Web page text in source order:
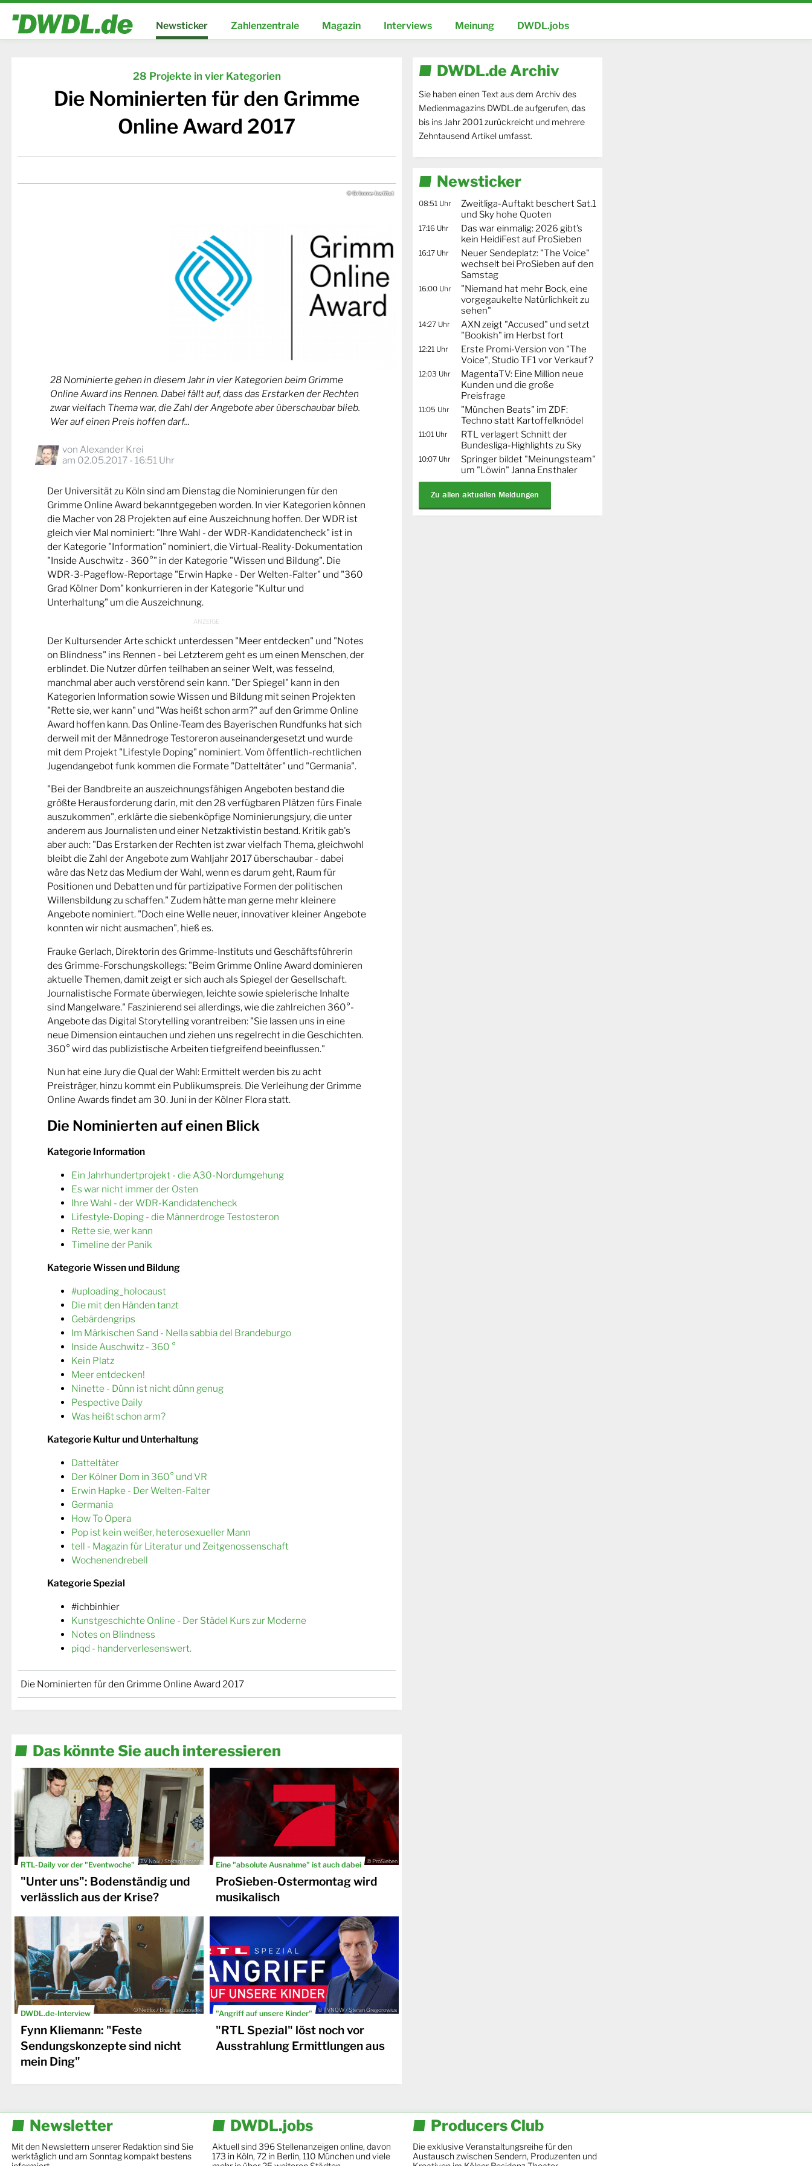
Newsticker Zahlenzentrale Magazin Interviews Meinung DWDL.jobs
28 Projekte in vier Kategorien
Die Nominierten für den Grimme
Online Award 2017
© Grimme-Institut
28 Nominierte gehen in diesem Jahr in vier Kategorien beim Grimme
Online Award ins Rennen. Dabei fällt auf, dass das Erstarken der Rechten
zwar vielfach Thema war, die Zahl der Angebote aber überschaubar blieb.
Wer auf einen Preis hoffen darf...
von Alexander Krei
am 02.05.2017 - 16:51 Uhr
Der Universität zu Köln sind am Dienstag die Nominierungen für den
Grimme Online Award bekanntgegeben worden. In vier Kategorien können
die Macher von 28 Projekten auf eine Auszeichnung hoffen. Der WDR ist
gleich vier Mal nominiert: "Ihre Wahl - der WDR-Kandidatencheck" ist in
der Kategorie "Information" nominiert, die Virtual-Reality-Dokumentation
"Inside Auschwitz - 360°" in der Kategorie "Wissen und Bildung". Die
WDR-3-Pageflow-Reportage "Erwin Hapke - Der Welten-Falter" und "360
Grad Kölner Dom" konkurrieren in der Kategorie "Kultur und
Unterhaltung" um die Auszeichnung.
Der Kultursender Arte schickt unterdessen "Meer entdecken" und "Notes
on Blindness" ins Rennen - bei Letzterem geht es um einen Menschen, der
erblindet. Die Nutzer dürfen teilhaben an seiner Welt, was fesselnd,
manchmal aber auch verstörend sein kann. "Der Spiegel" kann in den
Kategorien Information sowie Wissen und Bildung mit seinen Projekten
"Rette sie, wer kann" und "Was heißt schon arm?" auf den Grimme Online
Award hoffen kann. Das Online-Team des Bayerischen Rundfunks hat sich
derweil mit der Männedroge Testoreron auseinandergesetzt und wurde
mit dem Projekt "Lifestyle Doping" nominiert. Vom öffentlich-rechtlichen
Jugendangebot funk kommen die Formate "Datteltäter" und "Germania".
"Bei der Bandbreite an auszeichnungsfähigen Angeboten bestand die
größte Herausforderung darin, mit den 28 verfügbaren Plätzen fürs Finale
auszukommen", erklärte die siebenköpfige Nominierungsjury, die unter
anderem aus Journalisten und einer Netzaktivistin bestand. Kritik gab's
aber auch: "Das Erstarken der Rechten ist zwar vielfach Thema, gleichwohl
bleibt die Zahl der Angebote zum Wahljahr 2017 überschaubar - dabei
wäre das Netz das Medium der Wahl, wenn es darum geht, Raum für
Positionen und Debatten und für partizipative Formen der politischen
Willensbildung zu schaffen." Zudem hätte man gerne mehr kleinere
Angebote nominiert. "Doch eine Welle neuer, innovativer kleiner Angebote
konnten wir nicht ausmachen", hieß es.
Frauke Gerlach, Direktorin des Grimme-Instituts und Geschäftsführerin
des Grimme-Forschungskollegs: "Beim Grimme Online Award dominieren
aktuelle Themen, damit zeigt er sich auch als Spiegel der Gesellschaft.
Journalistische Formate überwiegen, leichte sowie spielerische Inhalte
sind Mangelware." Faszinierend sei allerdings, wie die zahlreichen 360°-
Angebote das Digital Storytelling vorantreiben: "Sie lassen uns in eine
neue Dimension eintauchen und ziehen uns regelrecht in die Geschichten.
360° wird das publizistische Arbeiten tiefgreifend beeinflussen."
Nun hat eine Jury die Qual der Wahl: Ermittelt werden bis zu acht
Preisträger, hinzu kommt ein Publikumspreis. Die Verleihung der Grimme
Online Awards findet am 30. Juni in der Kölner Flora statt.
Die Nominierten auf einen Blick
Kategorie Information
Ein Jahrhundertprojekt - die A30-Nordumgehung
Es war nicht immer der Osten
Ihre Wahl - der WDR-Kandidatencheck
Lifestyle-Doping - die Männerdroge Testosteron
Rette sie, wer kann
Timeline der Panik
Kategorie Wissen und Bildung
#uploading_holocaust
Die mit den Händen tanzt
Gebärdengrips
Im Märkischen Sand - Nella sabbia del Brandeburgo
Inside Auschwitz - 360 °
Kein Platz
Meer entdecken!
Ninette - Dünn ist nicht dünn genug
Pespective Daily
Was heißt schon arm?
Kategorie Kultur und Unterhaltung
Datteltäter
Der Kölner Dom in 360° und VR
Erwin Hapke - Der Welten-Falter
Germania
How To Opera
Pop ist kein weißer, heterosexueller Mann
tell - Magazin für Literatur und Zeitgenossenschaft
Wochenendrebell
Kategorie Spezial
#ichbinhier
Kunstgeschichte Online - Der Städel Kurs zur Moderne
Notes on Blindness
piqd - handerverlesenswert.
Die Nominierten für den Grimme Online Award 2017
Das könnte Sie auch interessieren
RTL-Daily vor der "Eventwoche" © TV Now / Stefan Behrens
"Unter uns": Bodenständig und
verlässlich aus der Krise?
Eine "absolute Ausnahme" ist auch dabei © ProSieben
ProSieben-Ostermontag wird
musikalisch
DWDL.de-Interview © Netflix / Brian Jakubowski
Fynn Kliemann: "Feste
Sendungskonzepte sind nicht
mein Ding"
"Angriff auf unsere Kinder" © TVNOW / Stefan Gregorowius
"RTL Spezial" löst noch vor
Ausstrahlung Ermittlungen aus
DWDL.de Archiv
Sie haben einen Text aus dem Archiv des
Medienmagazins DWDL.de aufgerufen, das
bis ins Jahr 2001 zurückreicht und mehrere
Zehntausend Artikel umfasst.
Newsticker
08:51 Uhr
Zweitliga-Auftakt beschert Sat.1
und Sky hohe Quoten
17:16 Uhr
Das war einmalig: 2026 gibt’s
kein HeidiFest auf ProSieben
16:17 Uhr
Neuer Sendeplatz: "The Voice"
wechselt bei ProSieben auf den
Samstag
16:00 Uhr
"Niemand hat mehr Bock, eine
vorgegaukelte Natürlichkeit zu
sehen"
14:27 Uhr
AXN zeigt "Accused" und setzt
"Bookish" im Herbst fort
12:21 Uhr
Erste Promi-Version von "The
Voice", Studio TF1 vor Verkauf?
12:03 Uhr
MagentaTV: Eine Million neue
Kunden und die große
Preisfrage
11:05 Uhr
"München Beats" im ZDF:
Techno statt Kartoffelknödel
11:01 Uhr
RTL verlagert Schnitt der
Bundesliga-Highlights zu Sky
10:07 Uhr
Springer bildet "Meinungsteam"
um "Löwin" Janna Ensthaler
Zu allen aktuellen Meldungen
Newsletter
Mit den Newslettern unserer Redaktion sind Sie
werktäglich und am Sonntag kompakt bestens
DWDL.jobs
Aktuell sind 396 Stellenanzeigen online, davon
173 in Köln, 72 in Berlin, 110 München und viele
Producers Club
Die exklusive Veranstaltungsreihe für den
Austausch zwischen Sendern, Produzenten und